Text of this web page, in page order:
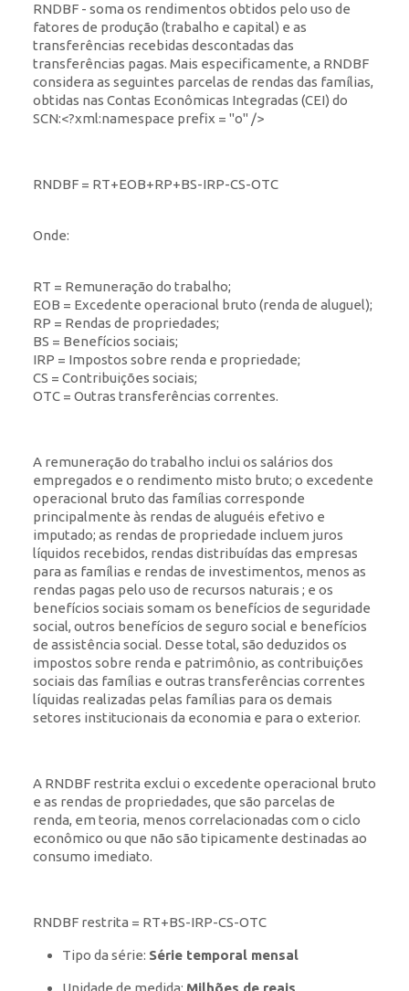
RNDBF - soma os rendimentos obtidos pelo uso de
fatores de produção (trabalho e capital) e as
transferências recebidas descontadas das
transferências pagas. Mais especificamente, a RNDBF
considera as seguintes parcelas de rendas das famílias,
obtidas nas Contas Econômicas Integradas (CEI) do
SCN:<?xml:namespace prefix = "o" />
RNDBF = RT+EOB+RP+BS-IRP-CS-OTC
Onde:
RT = Remuneração do trabalho;
EOB = Excedente operacional bruto (renda de aluguel);
RP = Rendas de propriedades;
BS = Benefícios sociais;
IRP = Impostos sobre renda e propriedade;
CS = Contribuições sociais;
OTC = Outras transferências correntes.
A remuneração do trabalho inclui os salários dos
empregados e o rendimento misto bruto; o excedente
operacional bruto das famílias corresponde
principalmente às rendas de aluguéis efetivo e
imputado; as rendas de propriedade incluem juros
líquidos recebidos, rendas distribuídas das empresas
para as famílias e rendas de investimentos, menos as
rendas pagas pelo uso de recursos naturais ; e os
benefícios sociais somam os benefícios de seguridade
social, outros benefícios de seguro social e benefícios
de assistência social. Desse total, são deduzidos os
impostos sobre renda e patrimônio, as contribuições
sociais das famílias e outras transferências correntes
líquidas realizadas pelas famílias para os demais
setores institucionais da economia e para o exterior.
A RNDBF restrita exclui o excedente operacional bruto
e as rendas de propriedades, que são parcelas de
renda, em teoria, menos correlacionadas com o ciclo
econômico ou que não são tipicamente destinadas ao
consumo imediato.
RNDBF restrita = RT+BS-IRP-CS-OTC
Tipo da série: Série temporal mensal